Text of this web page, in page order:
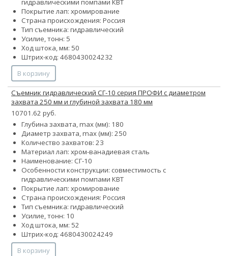
гидравлическими помпами КВТ
Покрытие лап: хромирование
Страна происхождения: Россия
Тип съемника: гидравлический
Усилие, тонн: 5
Ход штока, мм: 50
Штрих-код: 4680430024232
В корзину
Съемник гидравлический СГ-10 серия ПРОФИ с диаметром
захвата 250 мм и глубиной захвата 180 мм
10701.62 руб.
Глубина захвата, max (мм): 180
Диаметр захвата, max (мм): 250
Количество захватов: 23
Материал лап: хром-ванадиевая сталь
Наименование: СГ-10
Особенности конструкции: совместимость с
гидравлическими помпами КВТ
Покрытие лап: хромирование
Страна происхождения: Россия
Тип съемника: гидравлический
Усилие, тонн: 10
Ход штока, мм: 52
Штрих-код: 4680430024249
В корзину